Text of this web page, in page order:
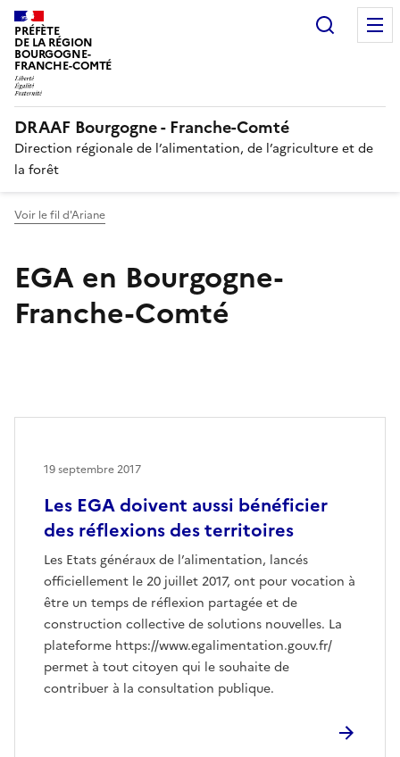
PRÉFÈTE
DE LA RÉGION
BOURGOGNE-
FRANCHE-COMTÉ
DRAAF Bourgogne - Franche-Comté
Direction régionale de l’alimentation, de l’agriculture et de
la forêt
Voir le fil d'Ariane
EGA en Bourgogne-
Franche-Comté
Les EGA doivent aussi bénéficier
des réflexions des territoires
Les Etats généraux de l’alimentation, lancés
officiellement le 20 juillet 2017, ont pour vocation à
être un temps de réflexion partagée et de
construction collective de solutions nouvelles. La
plateforme https://www.egalimentation.gouv.fr/
permet à tout citoyen qui le souhaite de
contribuer à la consultation publique.
19 septembre 2017